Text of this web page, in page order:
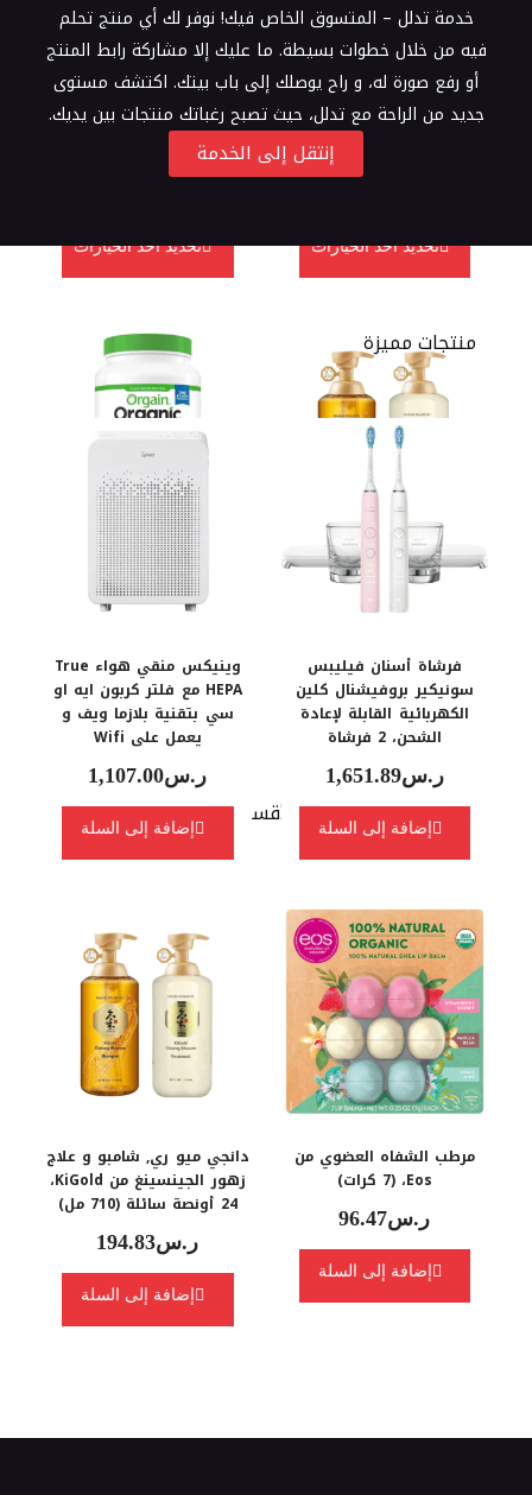
فستان بولو رالف لورين
تحديد أحد الخيارات
فستان بولو رالف لورين
للأطفال أحمر مقاس (14 - 12)
تحديد أحد الخيارات
دانجي ميو ري‏, شامبو و علاج
ر.س194.83
إضافة إلى السلة
أورغين‏, مسحوق البروتين
العضوي، نباتي بنكهة
ر.س222.59
إضافة إلى السلة
الأقسام
خدمة تدلل – المتسوق الخاص فيك! نوفر لك أي منتج تحلم
فيه من خلال خطوات بسيطة. ما عليك إلا مشاركة رابط المنتج
أو رفع صورة له، و راح يوصلك إلى باب بيتك. اكتشف مستوى
جديد من الراحة مع تدلل، حيث تصبح رغباتك منتجات بين يديك.
إنتقل إلى الخدمة
منتجات مميزة
فرشاة أسنان فيليبس
سونيكير بروفيشنال كلين
الكهربائية القابلة لإعادة
الشحن، 2 فرشاة
ر.س1,651.89
إضافة إلى السلة
وينيكس منقي هواء True
HEPA مع فلتر كربون ايه او
سي بتقنية بلازما ويف و
يعمل على Wifi
ر.س1,107.00
إضافة إلى السلة
مرطب الشفاه العضوي من
Eos، (7 كرات)
ر.س96.47
إضافة إلى السلة
دانجي ميو ري‏, شامبو و علاج
زهور الجينسينغ من KiGold،
‏24 أونصة سائلة (710 مل)
ر.س194.83
إضافة إلى السلة